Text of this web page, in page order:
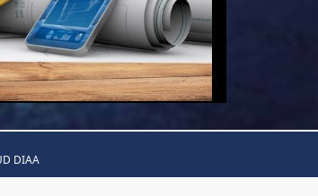
DIAA